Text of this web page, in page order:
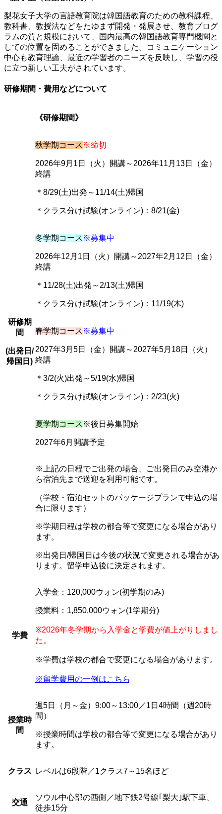
梨花女子大学の言語教育院は韓国語教育のための教科課程、
教科書、教授法などをたゆまず開発・発展させ、教育プログ
ラムの質と規模において、国内最高の韓国語教育専門機関と
しての位置を固めることができました。コミュニケーション
中心も教育理論、最近の学習者のニーズを反映し、学習の役
に立つ新しい工夫がされています。
研修期間・費用などについて
研修期
間
(出発日/
帰国日)
《研修期間》
秋学期コース ※締切
2026年9月1日（火）開講～2026年11月13日（金）
終講
＊8/29(土)出発～11/14(土)帰国
＊クラス分け試験(オンライン)：8/21(金)
冬学期コース ※募集中
2026年12月1日（火）開講～2027年2月12日（金）
終講
＊11/28(土)出発～2/13(土)帰国
＊クラス分け試験(オンライン)：11/19(木)
春学期コース ※募集中
2027年3月5日（金）開講～2027年5月18日（火）
終講
＊3/2(火)出発～5/19(水)帰国
＊クラス分け試験(オンライン)：2/23(火)
夏学期コース ※後日募集開始
2027年6月開講予定
※上記の日程でご出発の場合、ご出発日のみ空港か
ら宿泊先まで送迎を利用可能です。
（学校・宿泊セットのパッケージプランで申込の場
合に限ります）
※学期日程は学校の都合等で変更になる場合があり
ます。
※出発日/帰国日は今後の状況で変更される場合があ
ります。留学申込後に決定されます。
学費
入学金：120,000ウォン(初学期のみ)
授業料：1,850,000ウォン(1学期分)
※2026年冬学期から入学金と学費が値上がりしまし
た。
※学費は学校の都合で変更になる場合があります。
※留学費用の一例はこちら
授業時
間
週5日（月～金）9:00～13:00／1日4時間（週20時
間）
※授業時間は学校の都合等で変更になる場合があり
ます。
クラス レベルは6段階／1クラス7～15名ほど
交通
ソウル中心部の西側／地下鉄2号線｢梨大｣駅下車、
徒歩15分